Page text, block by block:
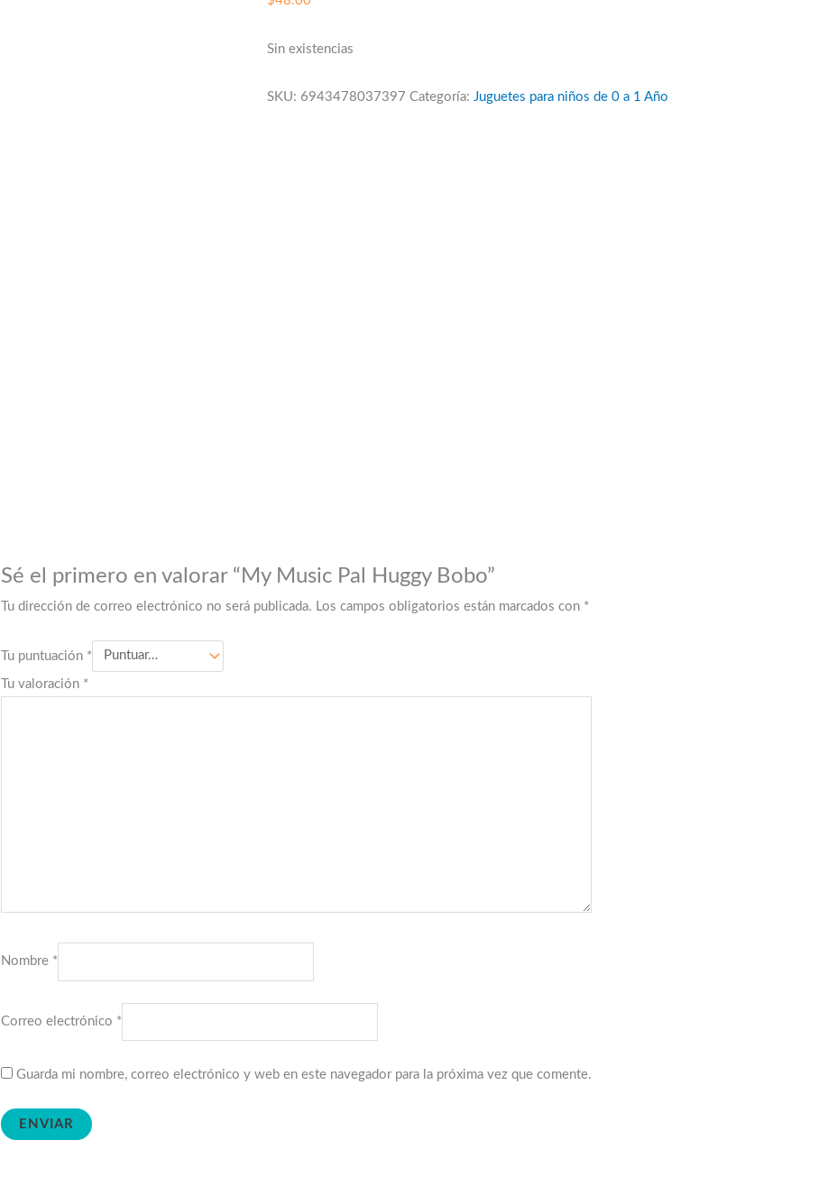
Sin existencias
SKU: 6943478037397 Categoría: Juguetes para niños de 0 a 1 Año
Sé el primero en valorar “My Music Pal Huggy Bobo”
Tu dirección de correo electrónico no será publicada. Los campos obligatorios están marcados con *
Tu puntuación *
Tu valoración *
Nombre *
Correo electrónico *
Guarda mi nombre, correo electrónico y web en este navegador para la próxima vez que comente.